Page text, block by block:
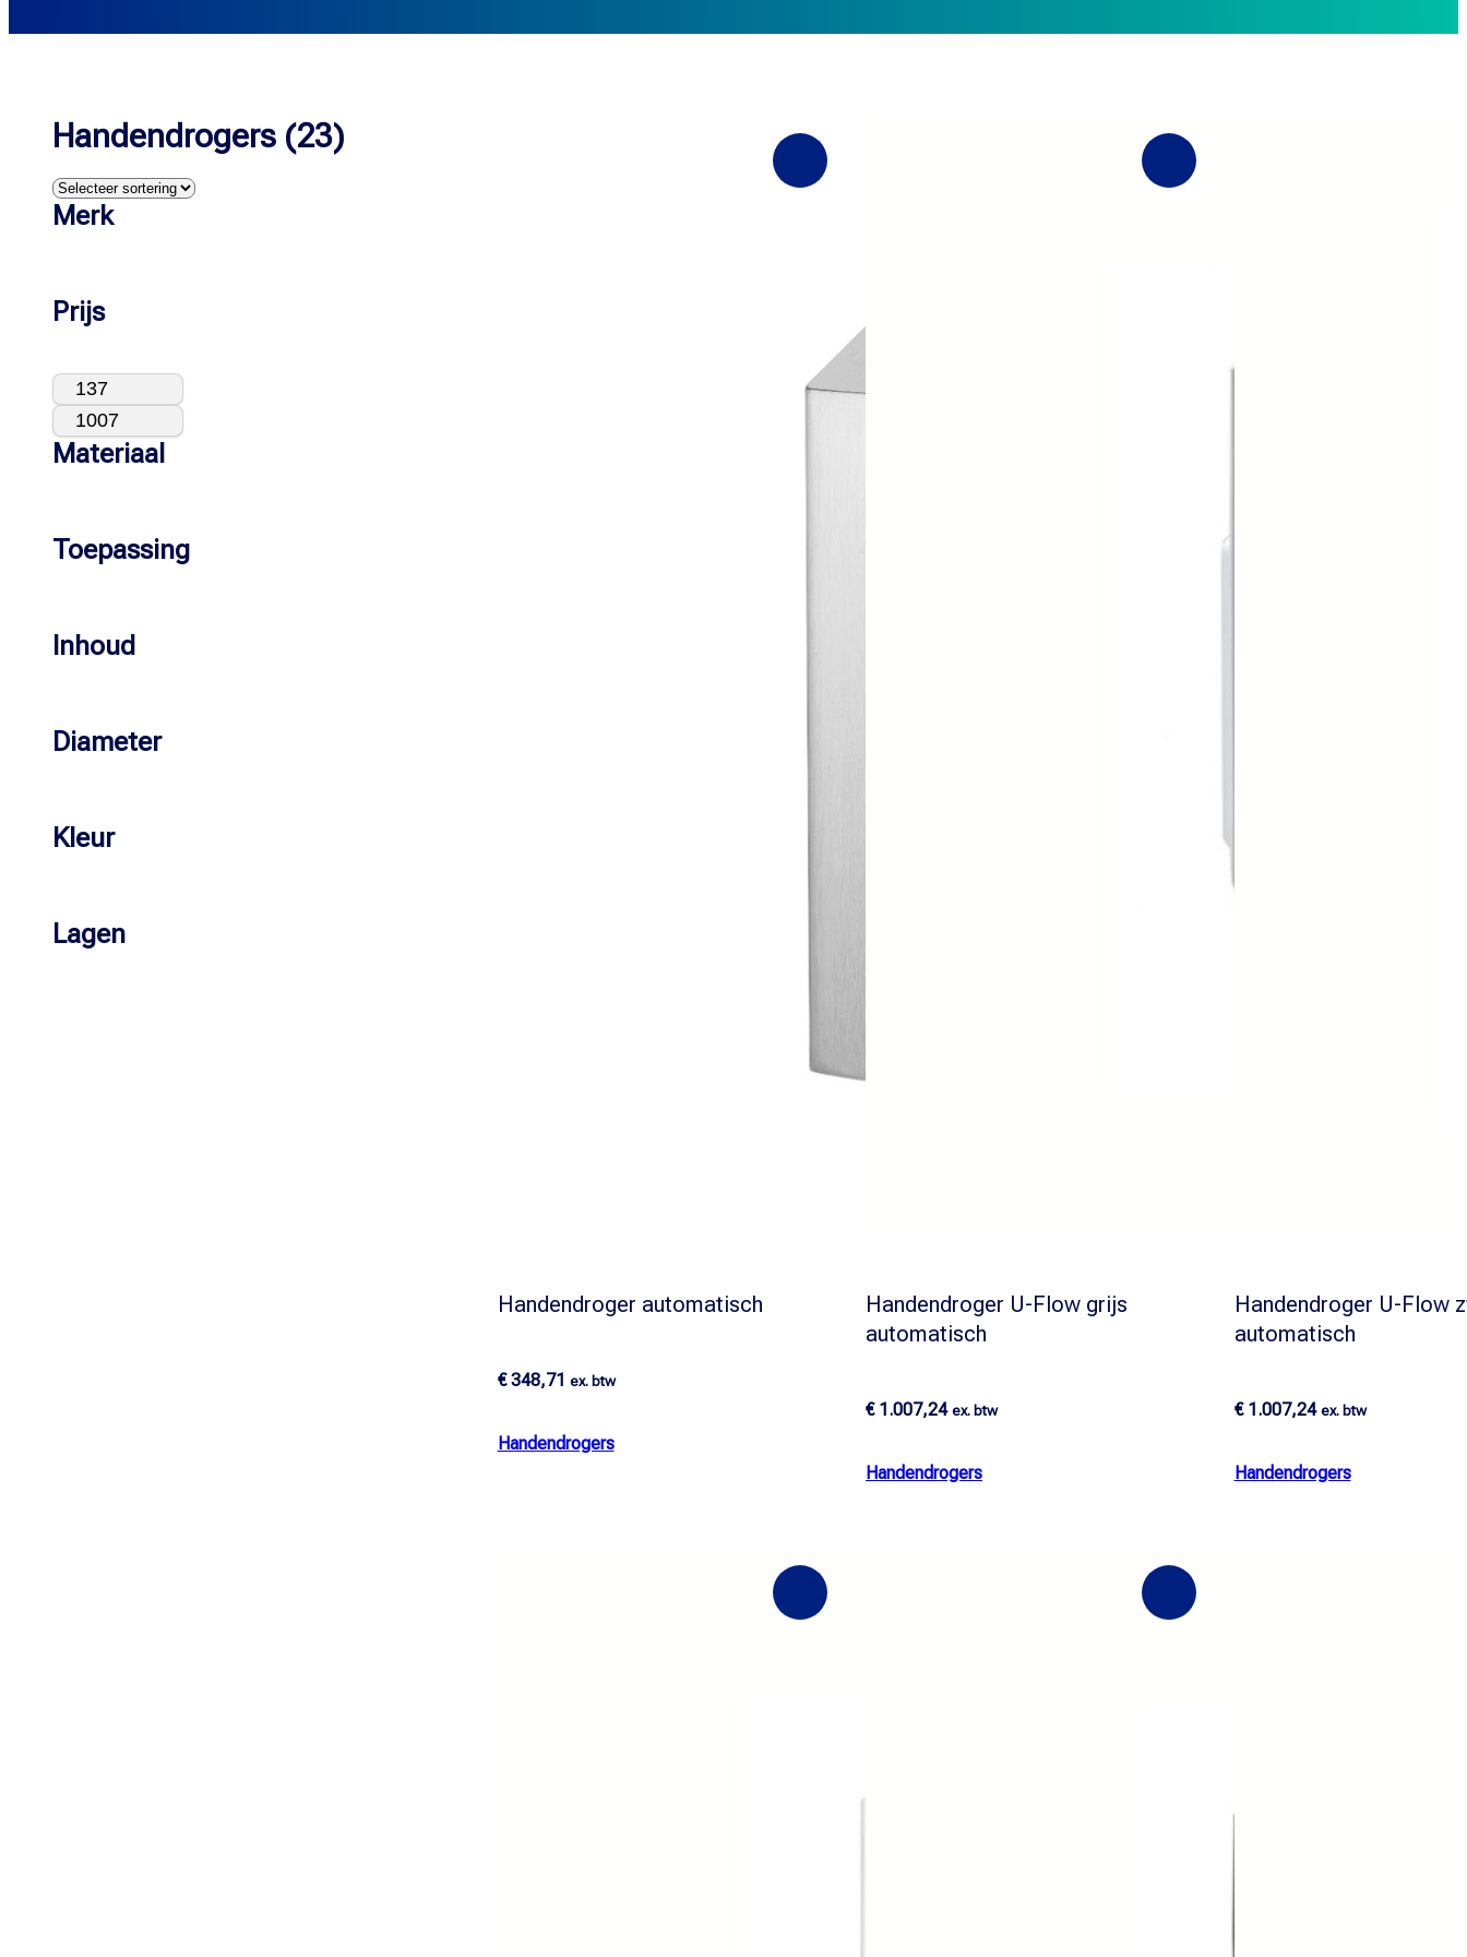
Handendrogers (23)
Merk
Prijs
Materiaal
Toepassing
Inhoud
Diameter
Kleur
Lagen
Handendroger automatisch
€348,71 ex. btw
Handendrogers
Handendroger U-Flow grijs
automatisch
€1.007,24 ex. btw
Handendrogers
Handendroger U-Flow
automatisch
€1.007,24 ex. btw
Handendrogers